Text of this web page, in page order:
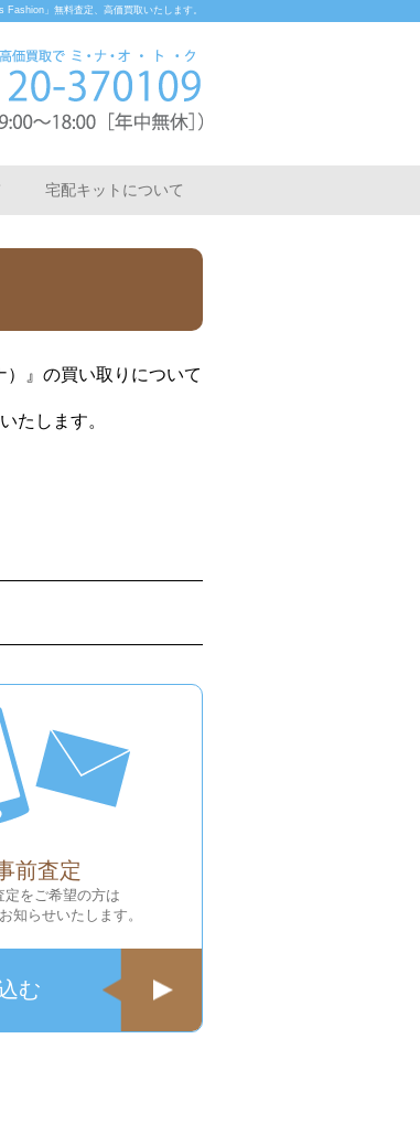
」無料査定、高価買取いたします。
宅配キットについて
』の買い取りについて
たします。
前査定
定をご希望の方は
知らせいたします。
む